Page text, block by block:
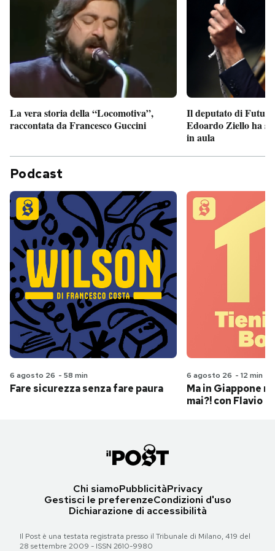
La vera storia della “Locomotiva”,
raccontata da Francesco Guccini
Il deputato di
Edoardo Ziello ha
in aula
Podcast
6 agosto 26 - 58 min
Fare sicurezza senza fare paura
6 agosto 26 - 12 min
Ma in Giappone
mai?! con Flavio
Chi siamoPubblicitàPrivacy
Gestisci le preferenzeCondizioni d'uso
Dichiarazione di accessibilità
Il Post è una testata registrata presso il Tribunale di Milano, 419 del
28 settembre 2009 - ISSN 2610-9980